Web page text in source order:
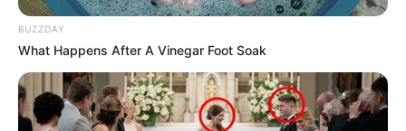
BUZZDAY
What Happens After A Vinegar Foot Soak